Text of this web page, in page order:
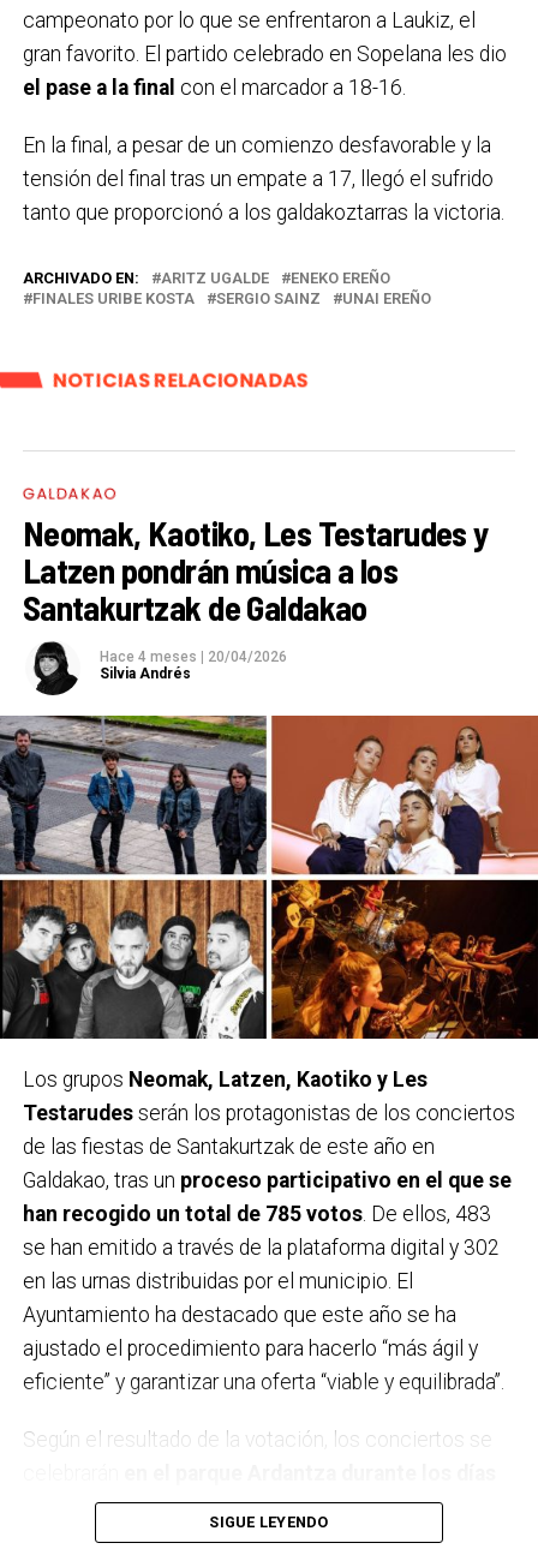
campeonato por lo que se enfrentaron a Laukiz, el
gran favorito. El partido celebrado en Sopelana les dio
el pase a la final con el marcador a 18-16.
En la final, a pesar de un comienzo desfavorable y la
tensión del final tras un empate a 17, llegó el sufrido
tanto que proporcionó a los galdakoztarras la victoria.
ARCHIVADO EN: ARITZ UGALDE
ENEKO EREÑO
FINALES URIBE KOSTA
SERGIO SAINZ UNAI EREÑO
NOTICIAS RELACIONADAS
GALDAKAO
Neomak, Kaotiko, Les Testarudes y
Latzen pondrán música a los
Santakurtzak de Galdakao
Hace 4 meses
20/04/2026
Silvia Andrés
Los grupos Neomak, Latzen, Kaotiko y Les
Testarudesserán los protagonistas de los conciertos
de las fiestas de Santakurtzak de este año en
Galdakao, tras un proceso participativo en el que se
han recogido un total de 785 votos. De ellos, 483
se han emitido a través de la plataforma digital y 302
en las urnas distribuidas por el municipio. El
Ayuntamiento ha destacado que este año se ha
ajustado el procedimiento para hacerlo “más ágil y
eficiente” y garantizar una oferta “viable y equilibrada”.
Según el resultado de la votación, los conciertos se
11, 12, 18 y 19 de septiembre,coincidiendo con los
dos fines de semana festivos. El comité de fiestas ha
SIGUE LEYENDO